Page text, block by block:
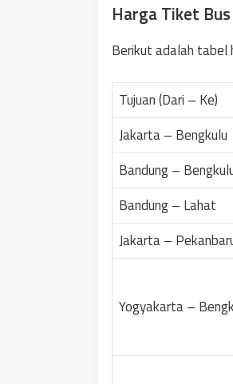
Harga Tiket Bus
Berikut adalah tabel
Tujuan (Dari – Ke)
Jakarta – Bengkulu
Bandung –
Bandung – Lahat
Jakarta –
Yogyakarta –